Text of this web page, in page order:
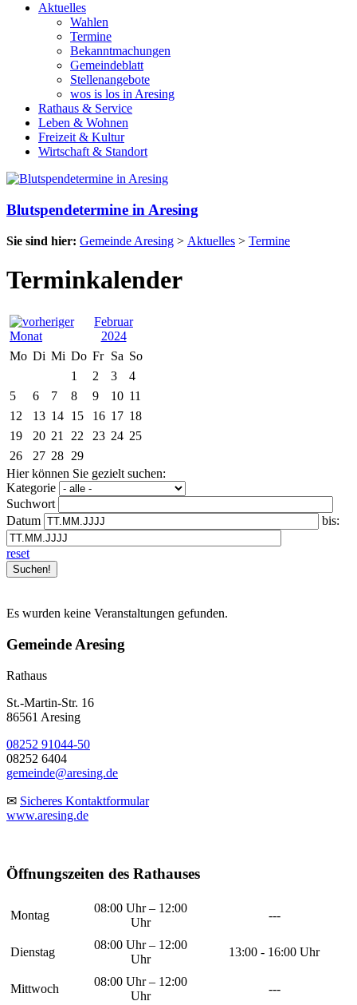
Aktuelles
Wahlen
Termine
Bekanntmachungen
Gemeindeblatt
Stellenangebote
wos is los in Aresing
Rathaus & Service
Leben & Wohnen
Freizeit & Kultur
Wirtschaft & Standort
Blutspendetermine in Aresing
Sie sind hier: Gemeinde Aresing > Aktuelles > Termine
Terminkalender
Februar
2024
Mo Di Mi Do Fr Sa So
1
2 3
4
5
6 7 8 9 10 11
12
13 14 15 16 17 18
19
20 21 22 23 24 25
26
27 28 29
Hier können Sie gezielt suchen:
Kategorie
Suchwort
Datum
bis:
reset
Es wurden keine Veranstaltungen gefunden.
Gemeinde Aresing
Rathaus
St.-Martin-Str. 16
86561 Aresing
08252 91044-50
08252 6404
gemeinde@aresing.de
✉ Sicheres Kontaktformular
www.aresing.de
Öffnungszeiten des Rathauses
Montag
08:00 Uhr – 12:00
Uhr
---
Dienstag
08:00 Uhr – 12:00
Uhr
13:00 - 16:00 Uhr
Mittwoch
08:00 Uhr – 12:00
Uhr
---